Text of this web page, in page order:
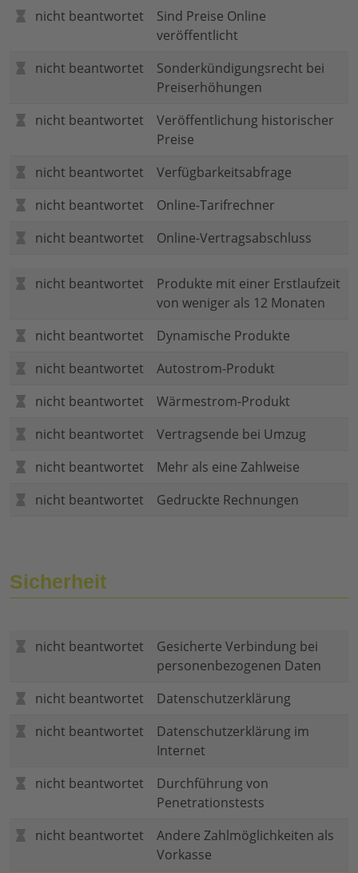
nicht beantwortet
Sind Preise Online
veröffentlicht
nicht beantwortet
Sonderkündigungsrecht bei
Preiserhöhungen
nicht beantwortet
Veröffentlichung historischer
Preise
nicht beantwortet
Verfügbarkeitsabfrage
nicht beantwortet
Online-Tarifrechner
nicht beantwortet
Online-Vertragsabschluss
nicht beantwortet
Produkte mit einer Erstlaufzeit
von weniger als 12 Monaten
nicht beantwortet
Dynamische Produkte
nicht beantwortet
Autostrom-Produkt
nicht beantwortet
Wärmestrom-Produkt
nicht beantwortet
Vertragsende bei Umzug
nicht beantwortet
Mehr als eine Zahlweise
nicht beantwortet
Gedruckte Rechnungen
Sicherheit
nicht beantwortet
Gesicherte Verbindung bei
personenbezogenen Daten
nicht beantwortet
Datenschutzerklärung
nicht beantwortet
Datenschutzerklärung im
Internet
nicht beantwortet
Durchführung von
Penetrationstests
nicht beantwortet
Andere Zahlmöglichkeiten als
Vorkasse